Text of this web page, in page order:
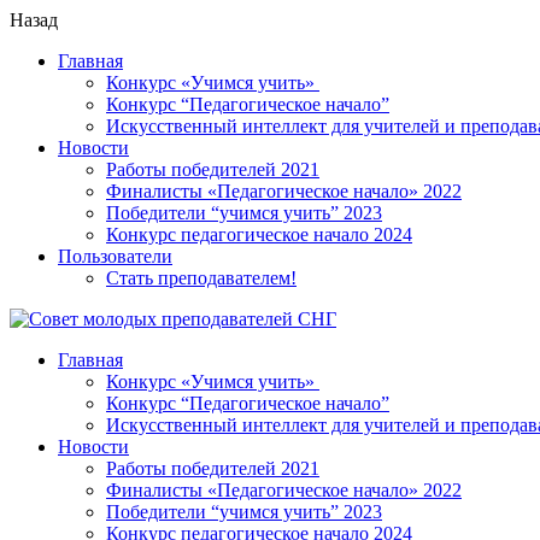
Назад
Главная
Конкурс «Учимся учить»
Конкурс “Педагогическое начало”
Искусственный интеллект для учителей и
Новости
Работы победителей 2021
Финалисты «Педагогическое начало» 2022
Победители “учимся учить” 2023
Конкурс педагогическое начало 2024
Пользователи
Стать преподавателем!
Главная
Конкурс «Учимся учить»
Конкурс “Педагогическое начало”
Искусственный интеллект для учителей и
Новости
Работы победителей 2021
Финалисты «Педагогическое начало» 2022
Победители “учимся учить” 2023
Конкурс педагогическое начало 2024